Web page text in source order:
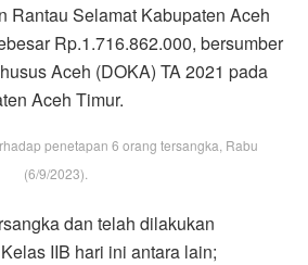
Rantau Selamat Kabupaten Aceh
Rp.1.716.862.000, bersumber
Aceh (DOKA) TA 2021 pada
Aceh Timur.
penetapan 6 orang tersangka, Rabu
(6/9/2023).
dan telah dilakukan
IIB hari ini antara lain;